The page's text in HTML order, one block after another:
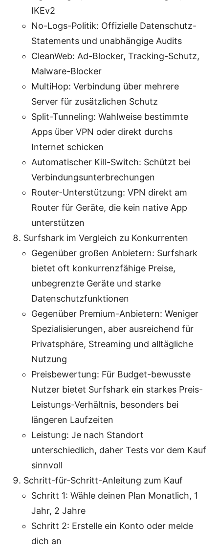
IKEv2
No-Logs-Politik: Offizielle Datenschutz-
Statements und unabhängige Audits
CleanWeb: Ad-Blocker, Tracking-Schutz,
Malware-Blocker
MultiHop: Verbindung über mehrere
Server für zusätzlichen Schutz
Split-Tunneling: Wahlweise bestimmte
Apps über VPN oder direkt durchs
Internet schicken
Automatischer Kill-Switch: Schützt bei
Verbindungsunterbrechungen
Router-Unterstützung: VPN direkt am
Router für Geräte, die kein native App
unterstützen
Surfshark im Vergleich zu Konkurrenten
Gegenüber großen Anbietern: Surfshark
bietet oft konkurrenzfähige Preise,
unbegrenzte Geräte und starke
Datenschutzfunktionen
Gegenüber Premium-Anbietern: Weniger
Spezialisierungen, aber ausreichend für
Privatsphäre, Streaming und alltägliche
Nutzung
Preisbewertung: Für Budget-bewusste
Nutzer bietet Surfshark ein starkes Preis-
Leistungs-Verhältnis, besonders bei
längeren Laufzeiten
Leistung: Je nach Standort
unterschiedlich, daher Tests vor dem Kauf
sinnvoll
Schritt-für-Schritt-Anleitung zum Kauf
Schritt 1: Wähle deinen Plan Monatlich, 1
Jahr, 2 Jahre
Schritt 2: Erstelle ein Konto oder melde
dich an